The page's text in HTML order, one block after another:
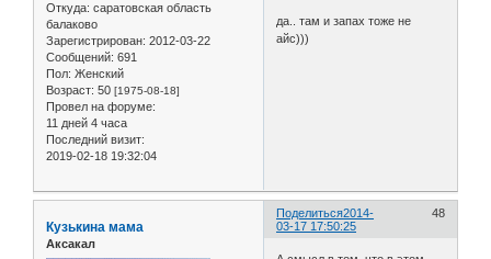
Откуда: саратовская область
балаково
Зарегистрирован: 2012-03-22
Сообщений: 691
Пол: Женский
Возраст: 50 [1975-08-18]
Провел на форуме:
11 дней 4 часа
Последний визит:
2019-02-18 19:32:04
да.. там и запах тоже не
айс)))
Поделиться 48
2014-
03-17 17:50:25
Кузькина мама
Аксакал